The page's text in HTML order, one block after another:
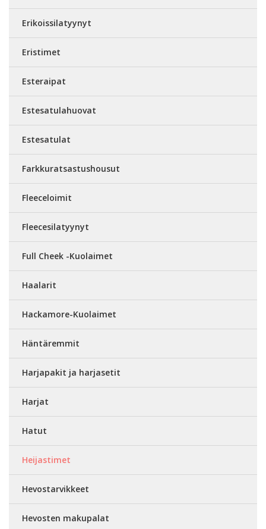
Erikoissilatyynyt
Eristimet
Esteraipat
Estesatulahuovat
Estesatulat
Farkkuratsastushousut
Fleeceloimit
Fleecesilatyynyt
Full Cheek -Kuolaimet
Haalarit
Hackamore-Kuolaimet
Häntäremmit
Harjapakit ja harjasetit
Harjat
Hatut
Heijastimet
Hevostarvikkeet
Hevosten makupalat